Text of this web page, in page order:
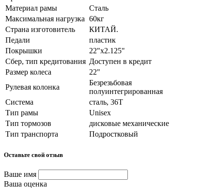
Материал рамы
Сталь
Максимальная нагрузка 60кг
Страна изготовитель
КИТАЙ.
Педали
пластик
Покрышки
22"x2.125"
Сбер, тип кредитования Доступен в кредит
Размер колеса
22"
Рулевая колонка
Безрезьбовая
полуинтегрированная
Система
сталь, 36T
Тип рамы
Unisex
Тип тормозов
дисковые механические
Тип транспорта
Подростковый
Оставьте свой отзыв
Ваше имя
Ваша оценка